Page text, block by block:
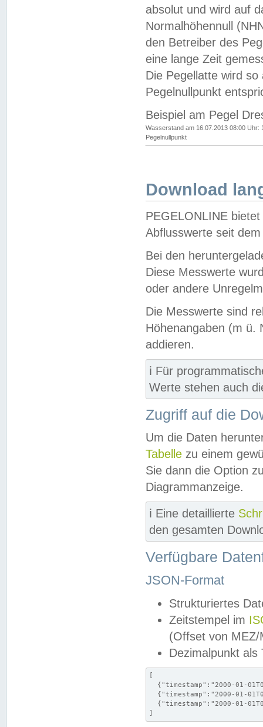
absolut und wird auf
Normalhöhennull
den Betreiber des
eine lange Zeit
Die Pegellatte wird
Pegelnullpunkt
Beispiel am Pegel
Wasserstand am 16.07.2013 08:00 Uhr:
Pegelnullpunkt
Download
PEGELONLINE
Abflusswerte seit
Bei den
Diese Messwerte
oder andere
Die Messwerte sind
Höhenangaben (m ü.
addieren.
ℹ️ Für
Werte stehen auch
Zugriff auf die
Um die Daten
Tabelle zu einem
Sie dann die Option
Diagrammanzeige.
ℹ️ Eine detaillierte
den gesamten
Verfügbare
JSON-Format
Strukturiertes
Zeitstempel im
(Offset von MEZ/
Dezimalpunkt als
[
{"timestamp":"2000-01-
{"timestamp":"2000-01-
{"timestamp":"2000-01-
]